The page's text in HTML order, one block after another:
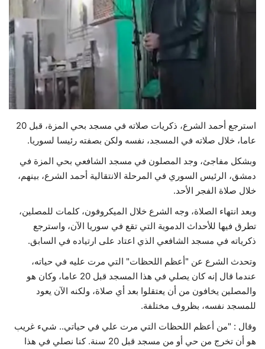
استرجع أحمد الشرع، ذكريات صلاته في مسجد بحي المزة، قبل 20
عاما، خلال صلاته في المسجد، نفسه ولكن بصفته رئيسا لسوريا.
وبشكل مفاجئ، وجد المصلون في مسجد الشافعي بحي المزة في
دمشق، الرئيس السوري في المرحلة الانتقالية أحمد الشرع، بينهم،
خلال صلاة الفجر الأحد.
وبعد انتهاء الصلاة، وجه الشرع خلال الميكروفون، كلمات للمصلين،
تطرق فيها للأحداث الدموية التي تقع في سوريا الآن، واسترجع
ذكرياته في مسجد الشافعي الذي اعتاد على ارتياده في السابق.
وتحدث الشرع عن "أعظم اللحظات" التي مرت عليه في حياته،
عندما قال إنه كان يصلي في هذا المسجد قبل 20 عاما، وكان هو
والمصلين يخافون من أن يعتقلوا بعد أي صلاة، ولكنه الآن يعود
للمسجد نفسه، بظروف مختلفة.
وقال : "من أعظم اللحظات التي مرت علي في حياتي.. شيء غريب
هو أن تخرج من حي أو من مسجد قبل 20 سنة. كنا نصلي في هذا